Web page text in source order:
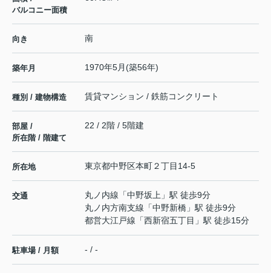
バルコニー面積
向き 南
築年月 1970年5月(築56年)
種別 / 建物構造 賃貸マンション / 鉄筋コンクリート
部屋 /
所在階 / 階建て
22 / 2階 / 5階建
所在地 東京都中野区本町２丁目14-5
交通 丸ノ内線 「中野坂上 」駅 徒歩9分
丸ノ内方南支線 「中野新橋 」駅 徒歩9分
都営大江戸線 「西新宿五丁目 」駅 徒歩15分
駐車場 / 月額 - / -